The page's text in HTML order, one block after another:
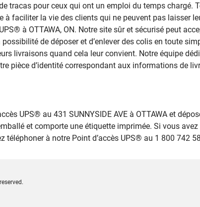
tracas pour ceux qui ont un emploi du temps chargé.
faciliter la vie des clients qui ne peuvent pas laisser
à OTTAWA, ON. Notre site sûr et sécurisé peut
de déposer et d’enlever des colis en toute
livraisons quand cela leur convient. Notre équipe
pièce d’identité correspondant aux informations de
UPS® au 431 SUNNYSIDE AVE à OTTAWA et
et comporte une étiquette imprimée. Si vous
téléphoner à notre Point d’accès UPS® au 1 800 742